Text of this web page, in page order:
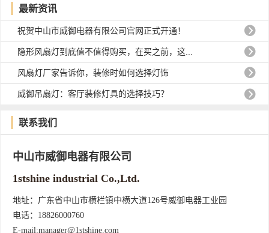
最新资讯
祝贺中山市威御电器有限公司官网正式开通！
隐形风扇灯到底值不值得购买，在买之前，这...
风扇灯厂家告诉你，装修时如何选择灯饰
威御吊扇灯：客厅装修灯具的选择技巧？
联系我们
中山市威御电器有限公司
1stshine industrial Co.,Ltd.
地址：广东省中山市横栏镇中横大道126号威御电器工业园
电话：18826000760
E-mail:manager@1stshine.com